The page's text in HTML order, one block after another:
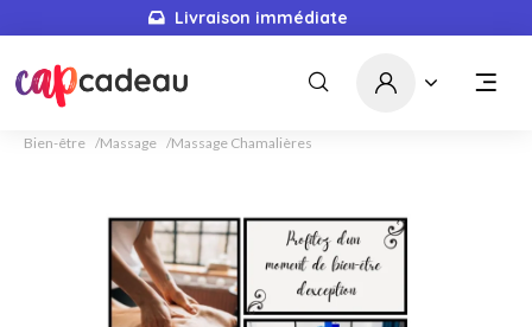
Livraison immédiate
Bien-être Massage Massage Chamalières